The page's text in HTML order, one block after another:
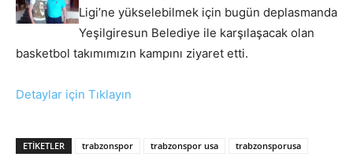
Ligi’ne yükselebilmek için bugün deplasmanda
Yeşilgiresun Belediye ile karşılaşacak olan
basketbol takımımızın kampını ziyaret etti.
Detaylar için Tıklayın
ETIKETLER trabzonspor trabzonspor usa trabzonsporusa